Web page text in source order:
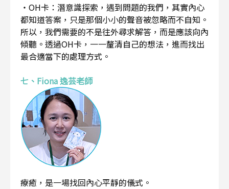
・OH卡：潛意識探索，遇到問題的我們，其實內心
都知道答案，只是那個小小的聲音被忽略而不自知。
所以，我們需要的不是往外尋求解答，而是應該向內
傾聽。透過OH卡，一一釐清自己的想法，進而找出
最合適當下的處理方式。
七、Fiona 逸芸老師
療癒，是一場找回內心平靜的儀式。